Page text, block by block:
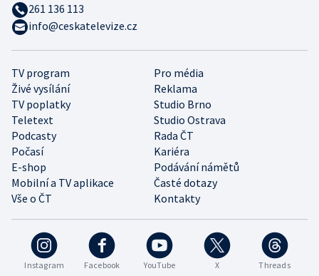
Instagram Facebook YouTube X Threads
TV program
Pro média
Živé vysílání
Reklama
TV poplatky
Studio Brno
Teletext
Studio Ostrava
Podcasty
Rada ČT
Počasí
Kariéra
E-shop
Podávání námětů
Mobilní a TV aplikace
Časté dotazy
Vše o ČT
Kontakty
261 136 113
info@ceskatelevize.cz